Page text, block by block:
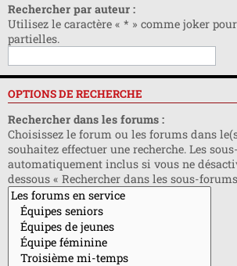
Rechercher par auteur :
Utilisez le caractère « * » comme joker
partielles.
OPTIONS DE RECHERCHE
Rechercher dans les forums :
Choisissez le forum ou les forums dans
souhaitez effectuer une recherche. Les
automatiquement inclus si vous ne
dessous « Rechercher dans les sous-